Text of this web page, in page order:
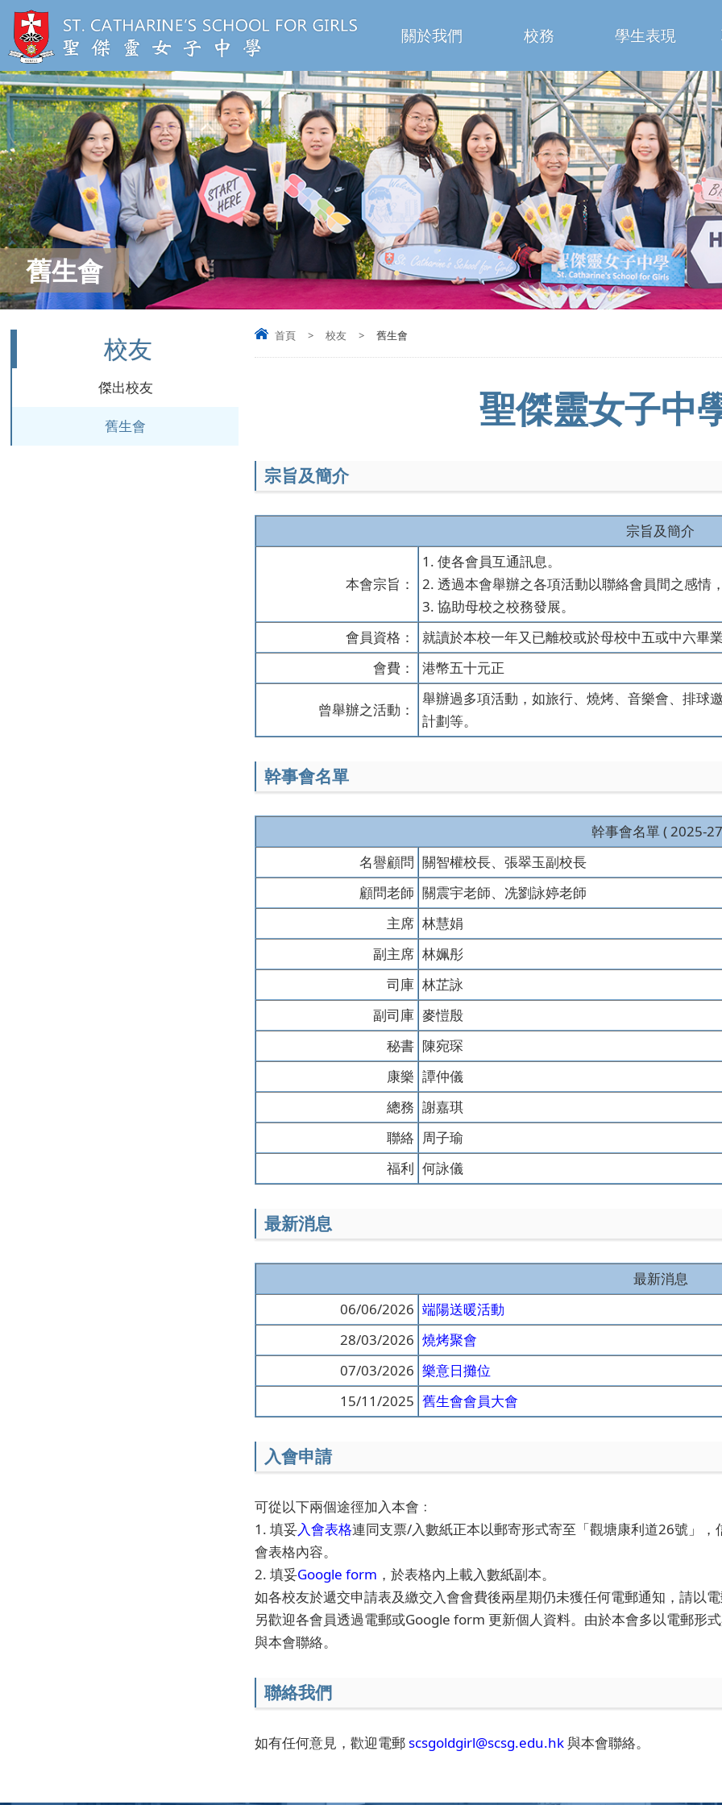
關於我們 校務 學生表現
舊生會
首頁 > 校友 > 舊生會
聖傑靈女子中
宗旨及簡介
宗旨及簡介
本會宗旨：
1. 使各會員互通訊息。
2. 透過本會舉辦之各項活動以聯絡會員間之感情
3. 協助母校之校務發展。
會員資格：
就讀於本校一年又已離校或於母校中五或中六畢
會費：
港幣五十元正
曾舉辦之活動：
舉辦過多項活動，如旅行、燒烤、音樂會、排球
計劃等。
幹事會名單
幹事會名單 ( 2025-
名譽顧問 關智權校長、張翠玉副校長
顧問老師 關震宇老師、冼劉詠婷老師
主席 林慧娟
副主席 林姵彤
司庫 林芷詠
副司庫 麥愷殷
秘書 陳宛琛
康樂 譚仲儀
總務 謝嘉琪
聯絡 周子瑜
福利 何詠儀
最新消息
最新消息
06/06/2026 端陽送暖活動
28/03/2026 燒烤聚會
07/03/2026 樂意日攤位
15/11/2025 舊生會會員大會
入會申請
可從以下兩個途徑加入本會﹕
1. 填妥入會表格連同支票/入數紙正本以郵寄形式寄至「觀塘康利道26號」
會表格內容。
2. 填妥Google form ，於表格內上載入數紙副本。
如各校友於遞交申請表及繳交入會會費後兩星期仍未獲任何電郵通知，請以
另歡迎各會員透過電郵或Google form 更新個人資料。由於本會多以電郵形
與本會聯絡。
聯絡我們
如有任何意見，歡迎電郵scsgoldgirl@scsg.edu.hk與本會聯絡。
校友
傑出校友
舊生會